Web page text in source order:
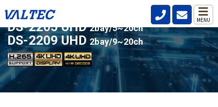
MENU
ライセンスアップ対応の人気モデル
DS-2205 UHD2bay/5~20ch
DS-2209 UHD 2bay/9~20ch